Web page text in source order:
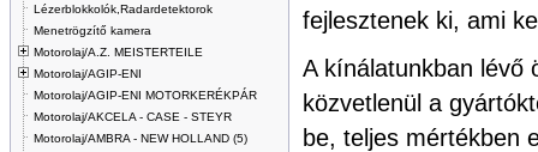
Lézerblokkolók,Radardetektorok
Menetrögzítő kamera
Motorolaj/A.Z. MEISTERTEILE
Motorolaj/AGIP-ENI
Motorolaj/AGIP-ENI MOTORKERÉKPÁR
Motorolaj/AKCELA - CASE - STEYR
Motorolaj/AMBRA - NEW HOLLAND (5)
fejlesztenek ki, ami
A kínálatunkban lévő
közvetlenül a
be, teljes mértékben